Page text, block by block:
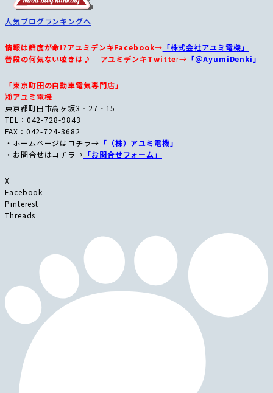
人気ブログランキングへ
情報は鮮度が命!?アユミデンキFacebook→ 「株式会社アユミ電機」
普段の何気ない呟きは♪ アユミデンキTwitter→ 「＠AyumiDenki」
「東京町田の自動車電気専門店」
㈱アユミ電機
東京都町田市高ヶ坂3‐27‐15
TEL：042-728-9843
FAX：042-724-3682
・ホームページはコチラ→ 「（株）アユミ電機」
・お問合せはコチラ→ 「お問合せフォーム」
X
Facebook
Pinterest
Threads